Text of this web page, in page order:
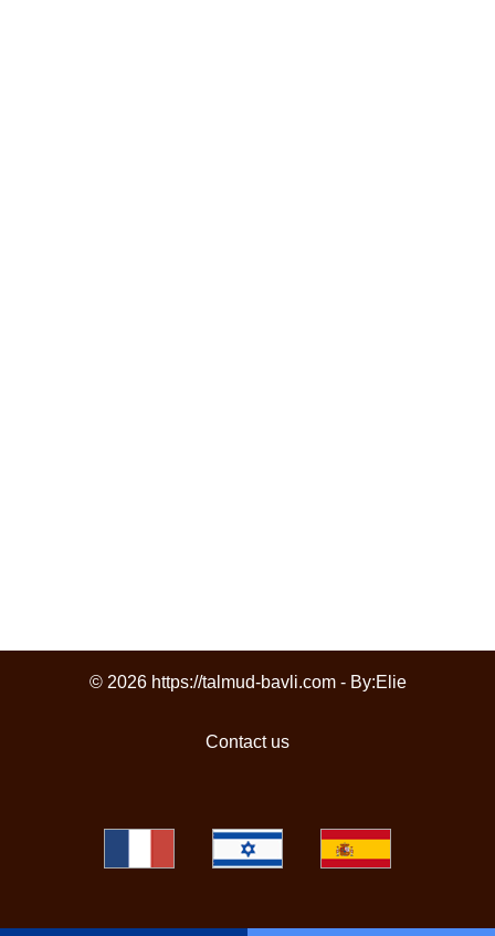
© 2026 https://talmud-bavli.com - By:Elie
Contact us